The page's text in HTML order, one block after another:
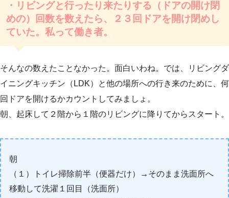
・ リビングと行ったり来たりする（ドアの開け閉
めの）回数を数えたら、２３回ドアを開け閉めし
ていた。私って働き者。
そんなの数えたことなかった。面白いわね。では、リビングダ
イニングキッチン（LDK）と他の場所への行き来のために、何
回ドアを開けるかカウントしてみましょ。
朝、起床して２階から１階のリビングに降りてからスタート。
朝
（１）トイレ掃除前半（便器だけ）→そのまま洗面所へ
移動して洗濯１回目（洗面所）